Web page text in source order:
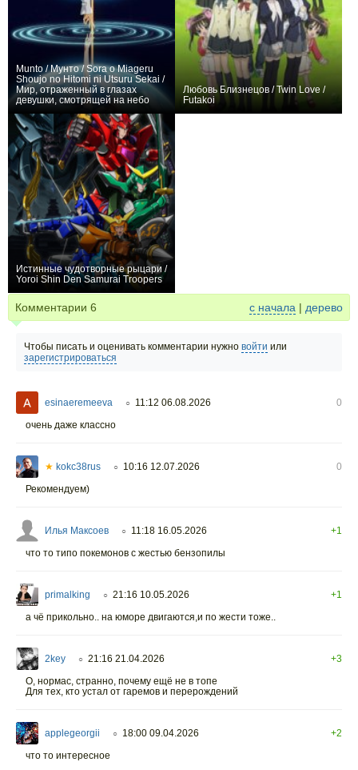
Munto / Мунто / Sora o Miageru
Shoujo no Hitomi ni Utsuru Sekai /
Мир, отраженный в глазах
девушки, смотрящей на небо
Любовь Близнецов / Twin Love /
Futakoi
Истинные чудотворные рыцари /
Yoroi Shin Den Samurai Troopers
Комментарии 6 с начала | дерево
Чтобы писать и оценивать комментарии нужно войти или
зарегистрироваться
esinaeremeeva ○ 11:12 06.08.2026
0
очень даже классно
★ kokc38rus ○ 10:16 12.07.2026
0
Рекомендуем)
Илья Максоев ○ 11:18 16.05.2026
+1
что то типо покемонов с жестью бензопилы
primalking ○ 21:16 10.05.2026
+1
а чё прикольно.. на юморе двигаются,и по жести тоже..
2key ○ 21:16 21.04.2026
+3
О, нормас, странно, почему ещё не в топе
Для тех, кто устал от гаремов и перерождений
applegeorgii ○ 18:00 09.04.2026
+2
что то интересное